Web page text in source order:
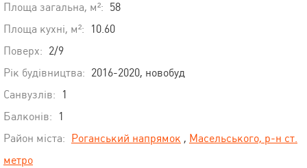
Площа загальна, м²: 58
Площа кухні, м²:
10.60
Поверх: 2/9
Рік будівництва: 2016-2020, новобуд
Санвузлів:
1
Балконів:
1
Район міста: Роганський напрямок , Масельського, р-н ст.
метро